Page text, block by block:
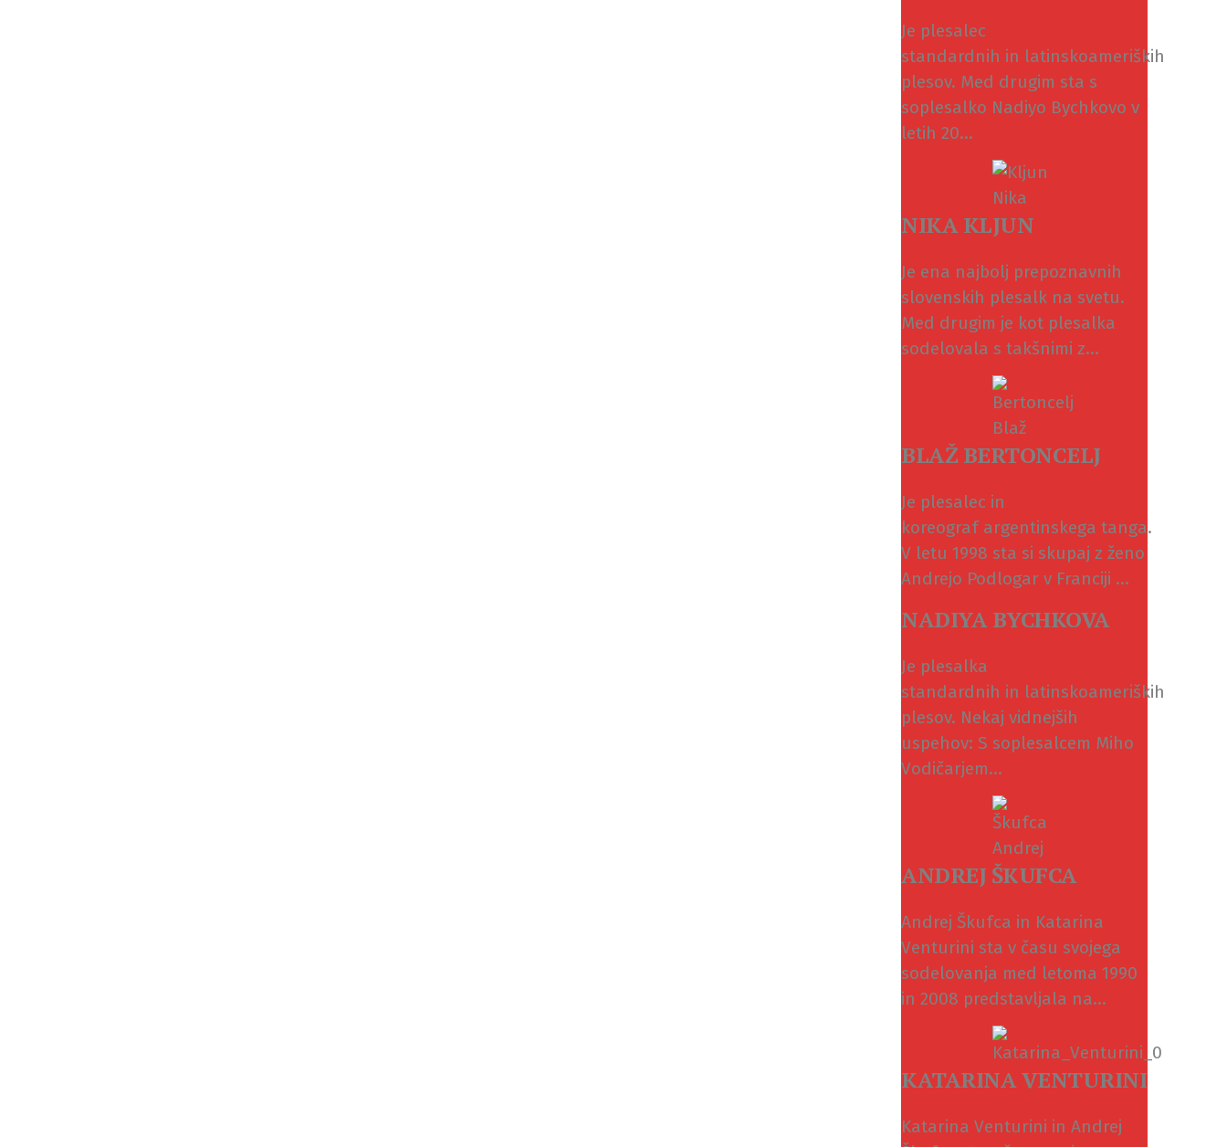
Je plesalec
standardnih in latinskoameriških
plesov. Med drugim sta s
soplesalko Nadiyo Bychkovo v
letih 20...
NIKA KLJUN
Je ena najbolj prepoznavnih
slovenskih plesalk na svetu.
Med drugim je kot plesalka
sodelovala s takšnimi z...
BLAŽ BERTONCELJ
Je plesalec in
koreograf argentinskega tanga.
V letu 1998 sta si skupaj z ženo
Andrejo Podlogar v Franciji ...
NADIYA BYCHKOVA
Je plesalka
standardnih in latinskoameriških
plesov. Nekaj vidnejših
uspehov: S soplesalcem Miho
Vodičarjem...
ANDREJ ŠKUFCA
Andrej Škufca in Katarina
Venturini sta v času svojega
sodelovanja med letoma 1990
in 2008 predstavljala na...
KATARINA VENTURINI
Katarina Venturini in Andrej